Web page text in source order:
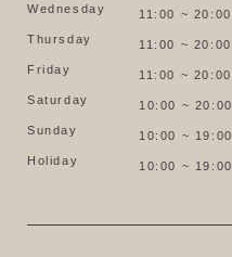
Wednesday
11:00 ~ 20:00
Thursday
11:00 ~ 20:00
Friday
11:00 ~ 20:00
Saturday
10:00 ~ 20:00
Sunday
10:00 ~ 19:00
Holiday
10:00 ~ 19:00